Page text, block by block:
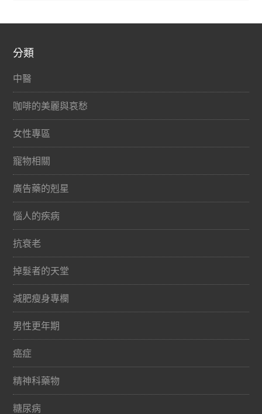
分類
中醫
咖啡的美麗與哀愁
女性專區
寵物相關
廣告藥的剋星
惱人的疾病
抗衰老
掉髮者的天堂
減肥瘦身專欄
男性更年期
癌症
精神科藥物
糖尿病